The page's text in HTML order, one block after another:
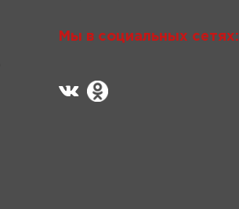
Мы в социальных сетях: